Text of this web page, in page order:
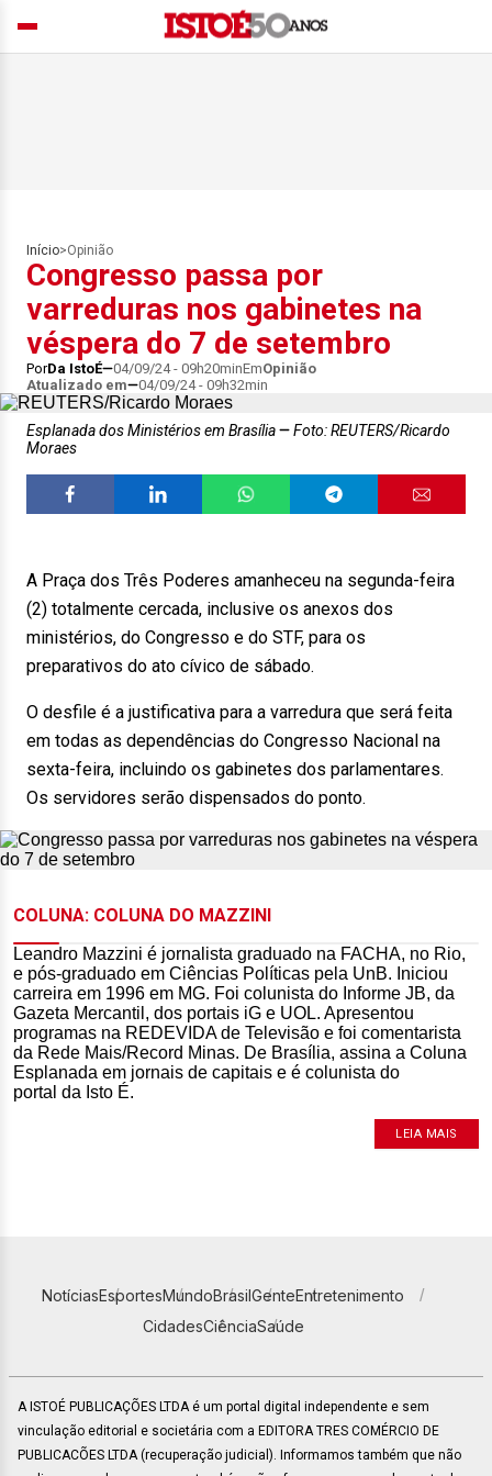
COLUNA: COLUNA DO MAZZINI
Leandro Mazzini é jornalista graduado na FACHA, no Rio,
e pós-graduado em Ciências Políticas pela UnB. Iniciou
carreira em 1996 em MG. Foi colunista do Informe JB, da
Gazeta Mercantil, dos portais iG e UOL. Apresentou
programas na REDEVIDA de Televisão e foi comentarista
da Rede Mais/Record Minas. De Brasília, assina a Coluna
Esplanada em jornais de capitais e é colunista do
portal da Isto É.
LEIA MAIS
Início>Opinião
Congresso passa por
varreduras nos gabinetes na
véspera do 7 de setembro
PorDa IstoÉ 04/09/24 - 09h20minEmOpinião
Atualizado em
04/09/24 - 09h32min
Esplanada dos Ministérios em Brasília
Foto: REUTERS/Ricardo
Moraes
A Praça dos Três Poderes amanheceu na segunda-feira
(2) totalmente cercada, inclusive os anexos dos
ministérios, do Congresso e do STF, para os
preparativos do ato cívico de sábado.
O desfile é a justificativa para a varredura que será feita
em todas as dependências do Congresso Nacional na
sexta-feira, incluindo os gabinetes dos parlamentares.
Os servidores serão dispensados do ponto.
NotíciasEsportesMundoBrasilGenteEntretenimento
CidadesCiênciaSaúde
A ISTOÉ PUBLICAÇÕES LTDA é um portal digital independente e sem
vinculação editorial e societária com a EDITORA TRES COMÉRCIO DE
PUBLICACÕES LTDA (recuperação judicial). Informamos também que não